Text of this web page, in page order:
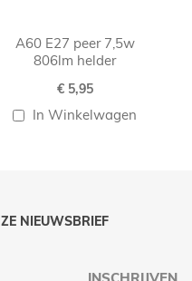
A60 E27 peer 7,5w
806lm helder
€ 5,95
In Winkelwagen
NIEUWSBRIEF